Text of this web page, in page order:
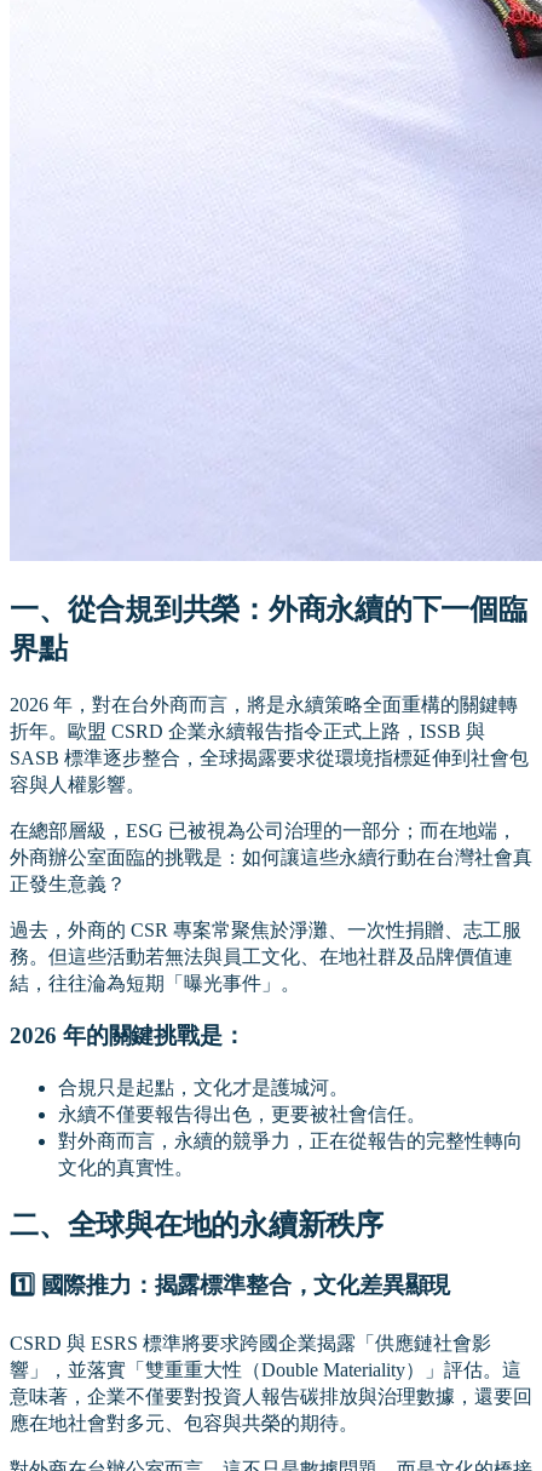
一、從合規到共榮：外商永續的下一個臨
界點
2026 年，對在台外商而言，將是永續策略全面重構的關鍵轉
折年。歐盟 CSRD 企業永續報告指令正式上路，ISSB 與
SASB 標準逐步整合，全球揭露要求從環境指標延伸到社會包
容與人權影響。
在總部層級，ESG 已被視為公司治理的一部分；而在地端，
外商辦公室面臨的挑戰是：如何讓這些永續行動在台灣社會真
正發生意義？
過去，外商的 CSR 專案常聚焦於淨灘、一次性捐贈、志工服
務。但這些活動若無法與員工文化、在地社群及品牌價值連
結，往往淪為短期「曝光事件」。
2026 年的關鍵挑戰是：
合規只是起點，文化才是護城河。
永續不僅要報告得出色，更要被社會信任。
對外商而言，永續的競爭力，正在從報告的完整性轉向
文化的真實性。
二、全球與在地的永續新秩序
1️⃣ 國際推力：揭露標準整合，文化差異顯現
CSRD 與 ESRS 標準將要求跨國企業揭露「供應鏈社會影
響」，並落實「雙重重大性（Double Materiality）」評估。這
意味著，企業不僅要對投資人報告碳排放與治理數據，還要回
應在地社會對多元、包容與共榮的期待。